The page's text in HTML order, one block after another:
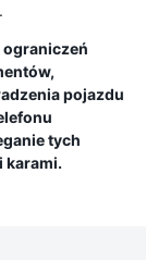
ograniczeń
pojazdu
tych
karami.